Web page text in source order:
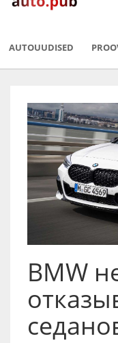
AUTOUUDISED
BMW